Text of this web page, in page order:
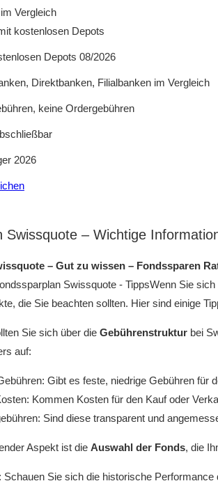
Vergleich
kostenlosen Depots
Depots 08/2026
Direktbanken, Filialbanken im Vergleich
keine Ordergebühren
2026
Swissquote – Wichtige
– Gut zu wissen – Fondssparen
Wenn Sie
die Sie beachten sollten. Hier sind einige
Sie sich über die Gebührenstruktur bei
auf:
Gibt es feste, niedrige Gebühren für
Kommen Kosten für den Kauf oder
Sind diese transparent und
Aspekt ist die Auswahl der Fonds, die
Schauen Sie sich die historische